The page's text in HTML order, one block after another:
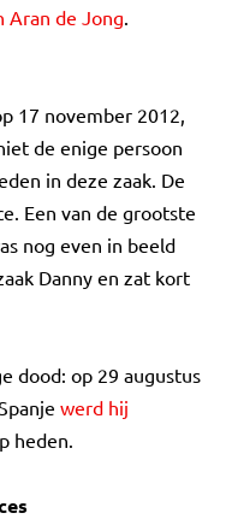
Aran de Jong.
17 november 2012,
de enige persoon
in deze zaak. De
Een van de grootste
nog even in beeld
Danny en zat kort
dood: op 29 augustus
werd hij
heden.